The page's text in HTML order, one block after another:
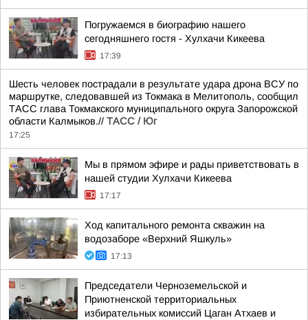
Погружаемся в биографию нашего
сегодняшнего гостя - Хулхачи Кикеева
17:39
Шесть человек пострадали в результате удара дрона ВСУ по
маршрутке, следовавшей из Токмака в Мелитополь, сообщил
ТАСС глава Токмакского муниципального округа Запорожской
области Калмыков.// ТАСС / Юг
17:25
Мы в прямом эфире и рады приветствовать в
нашей студии Хулхачи Кикеева
17:17
Ход капитального ремонта скважин на
водозаборе «Верхний Яшкуль»
17:13
Председатели Черноземельской и
Приютненской территориальных
избирательных комиссий Цаган Атхаев и